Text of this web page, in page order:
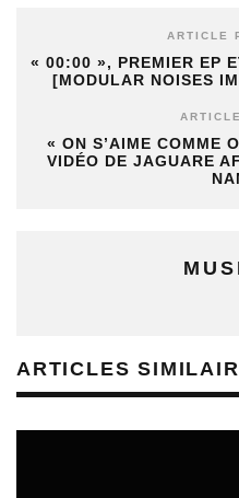
ARTICLE
« 00:00 », PREMIER EP
[MODULAR NOISES
« ON S’AIME COMME
VIDÉO DE JAGUARE
ARTICLES